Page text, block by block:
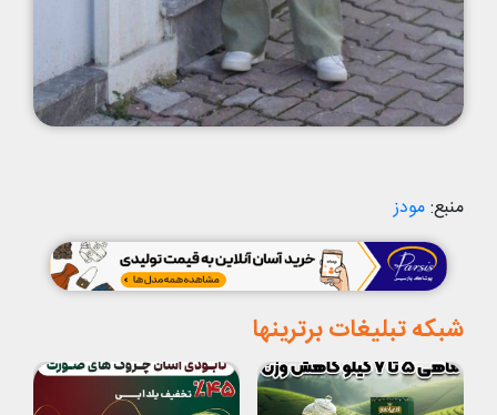
منبع:مودز
شبکه تبلیغات برترینها